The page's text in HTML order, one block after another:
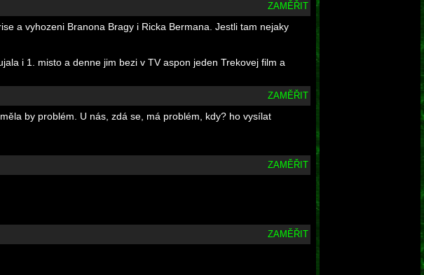
ZAMĚŘIT
a vyhozeni Branona Bragy i Ricka Bermana. Jestli tam nejaky
i 1. misto a denne jim bezi v TV aspon jeden Trekovej film a
ZAMĚŘIT
by problém. U nás, zdá se, má problém, kdy? ho vysílat
ZAMĚŘIT
ZAMĚŘIT